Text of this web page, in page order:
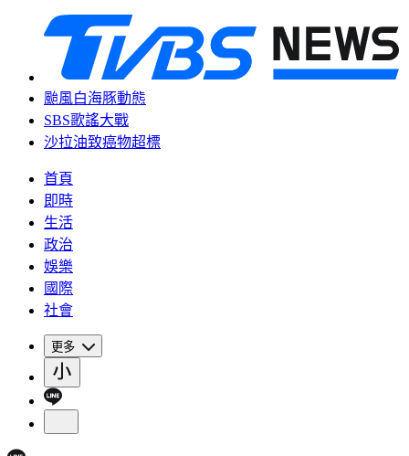
颱風白海豚動態
SBS歌謠大戰
沙拉油致癌物超標
首頁
即時
生活
政治
娛樂
國際
社會
更多